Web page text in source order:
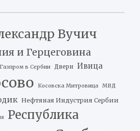
Вучич
и Герцеговина
Газпром в Сербии Двери Ивица
Косовска Митровица МВД
Нефтяная Индустрия Сербии
Республика